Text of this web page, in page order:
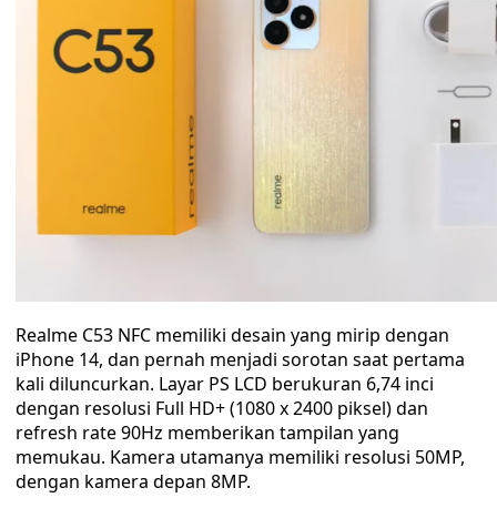
Realme C53 NFC memiliki desain yang mirip dengan
iPhone 14, dan pernah menjadi sorotan saat pertama
kali diluncurkan. Layar PS LCD berukuran 6,74 inci
dengan resolusi Full HD+ (1080 x 2400 piksel) dan
refresh rate 90Hz memberikan tampilan yang
memukau. Kamera utamanya memiliki resolusi 50MP,
dengan kamera depan 8MP.